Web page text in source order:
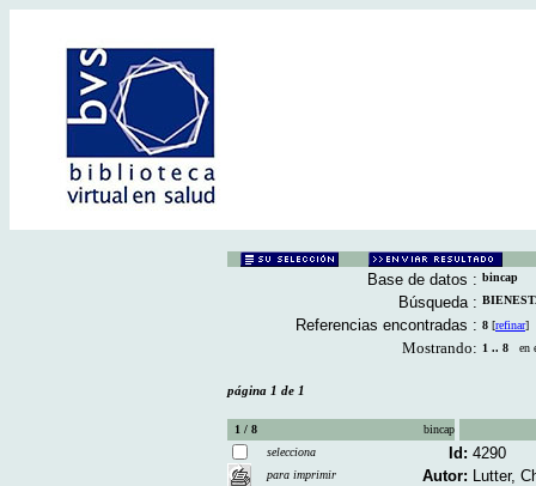
Base de datos : bincap
Búsqueda :
Referencias encontradas : 8 [refinar]
Mostrando: 1 .. 8 en
página 1 de 1
1 / 8
bincap
selecciona
para imprimir
Id: 4290
Autor: Lutter,